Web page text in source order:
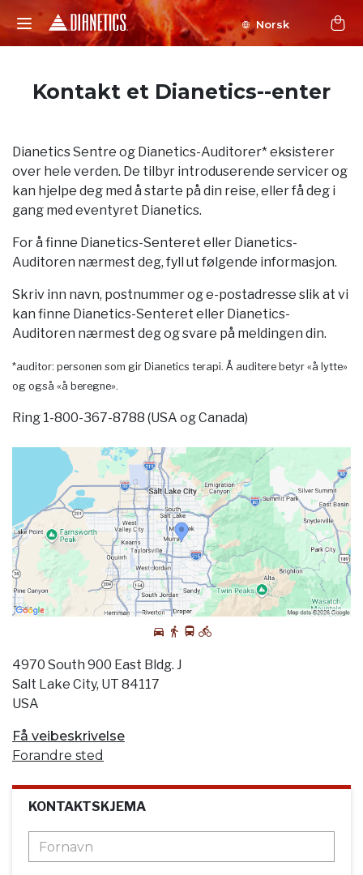
Norsk
Kontakt et Dianetics--enter
Dianetics Sentre og Dianetics-Auditorer* eksisterer
over hele verden. De tilbyr introduserende servicer og
kan hjelpe deg med å starte på din reise, eller få deg i
gang med eventyret Dianetics.
For å finne Dianetics-Senteret eller Dianetics-
Auditoren nærmest deg, fyll ut følgende informasjon.
Skriv inn navn, postnummer og e-postadresse slik at vi
kan finne Dianetics-Senteret eller Dianetics-
Auditoren nærmest deg og svare på meldingen din.
*auditor: personen som gir Dianetics terapi. Å auditere betyr «å lytte»
og også «å beregne».
Ring 1-800-367-8788 (USA og Canada)
4970 South 900 East Bldg. J
Salt Lake City, UT 84117
USA
Få veibeskrivelse
Forandre sted
KONTAKTSKJEMA